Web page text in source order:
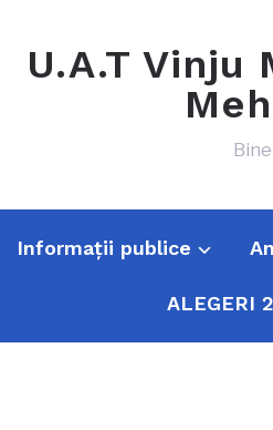
U.A.T
Informații publice
ALEGERI